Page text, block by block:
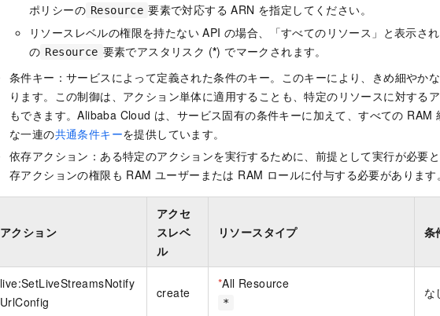
ポリシーの Resource 要素で対応する ARN を指定してください。
リソースレベルの権限を持たない API の場合、「すべてのリソース」と表示さ
の Resource 要素でアスタリスク (*) でマークされます。
条件キー：サービスによって定義された条件のキー。このキーにより、きめ細やか
ります。この制御は、アクション単体に適用することも、特定のリソースに対する
もできます。Alibaba Cloud は、サービス固有の条件キーに加えて、すべての RAM
な一連の共通条件キーを提供しています。
依存アクション：ある特定のアクションを実行するために、前提として実行が必要
存アクションの権限も RAM ユーザーまたは RAM ロールに付与する必要があります
アクション
アクセ
スレベ
ル
リソースタイプ 条
live:SetLiveStreamsNotify
UrlConfig
create
*All Resource
*
な